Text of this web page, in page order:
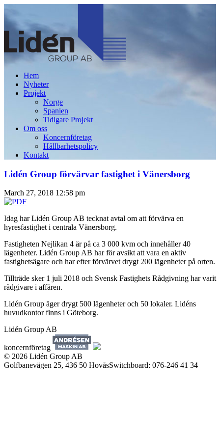
Hem
Nyheter
Projekt
Norge
Spanien
Tidigare Projekt
Om oss
Koncernföretag
Hållbarhetspolicy
Kontakt
Lidén Group förvärvar fastighet i Vänersborg
March 27, 2018 12:58 pm
Idag har Lidén Group AB tecknat avtal om att förvärva en
hyresfastighet i centrala Vänersborg.
Fastigheten Nejlikan 4 är på ca 3 000 kvm och innehåller 40
lägenheter. Lidén Group AB har för avsikt att vara en aktiv
fastighetsägare och har efter förvärvet drygt 200 lägenheter på orten.
Tillträde sker 1 juli 2018 och Svensk Fastighets Rådgivning har varit
rådgivare i affären.
Lidén Group äger drygt 500 lägenheter och 50 lokaler. Lidéns
huvudkontor finns i Göteborg.
Lidén Group AB
koncernföretag
© 2026 Lidén Group AB
Golfbanevägen 25, 436 50 HovåsSwitchboard: 076-246 41 34